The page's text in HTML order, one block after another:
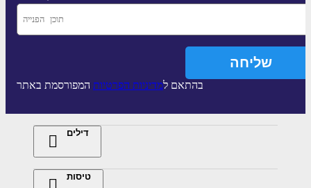
בהתאם למדיניות הפרטיות המפורסמת באתר
דילים
טיסות